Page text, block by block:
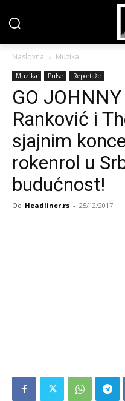
Naslovna Muzika
Muzika Pulse Reportaže
GO
Ranković i
sjajnim
rokenrol u
budućnost!
Od Headliner.rs - 25/12/2017